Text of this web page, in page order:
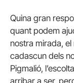
Quina gran
quant podem
nostra mirada,
cadascun dels
Pigmalió,
arribar a ser,